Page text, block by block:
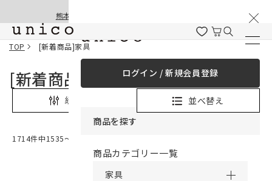
熊本地震の影響による配送遅延と停止について
ログイン / 新規会員登録
商品を探す
商品カテゴリー一覧
家具
TOP [新着商品]家具
[新着商品]家具
絞り込み 並べ替え
1714件中1535〜1593件表示